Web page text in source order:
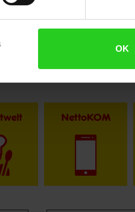
OK
Selbstverständlich sind bei
NettoKOM